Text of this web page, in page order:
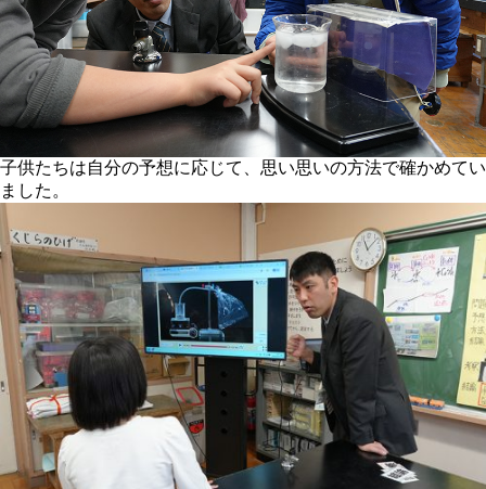
子供たちは自分の予想に応じて、思い思いの方法で確かめてい
ました。